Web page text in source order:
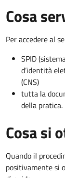
Cosa
Per accedere al
SPID
d’identità
(CNS)
tutta la
della pratica.
Cosa si
Quando il
positivamente si